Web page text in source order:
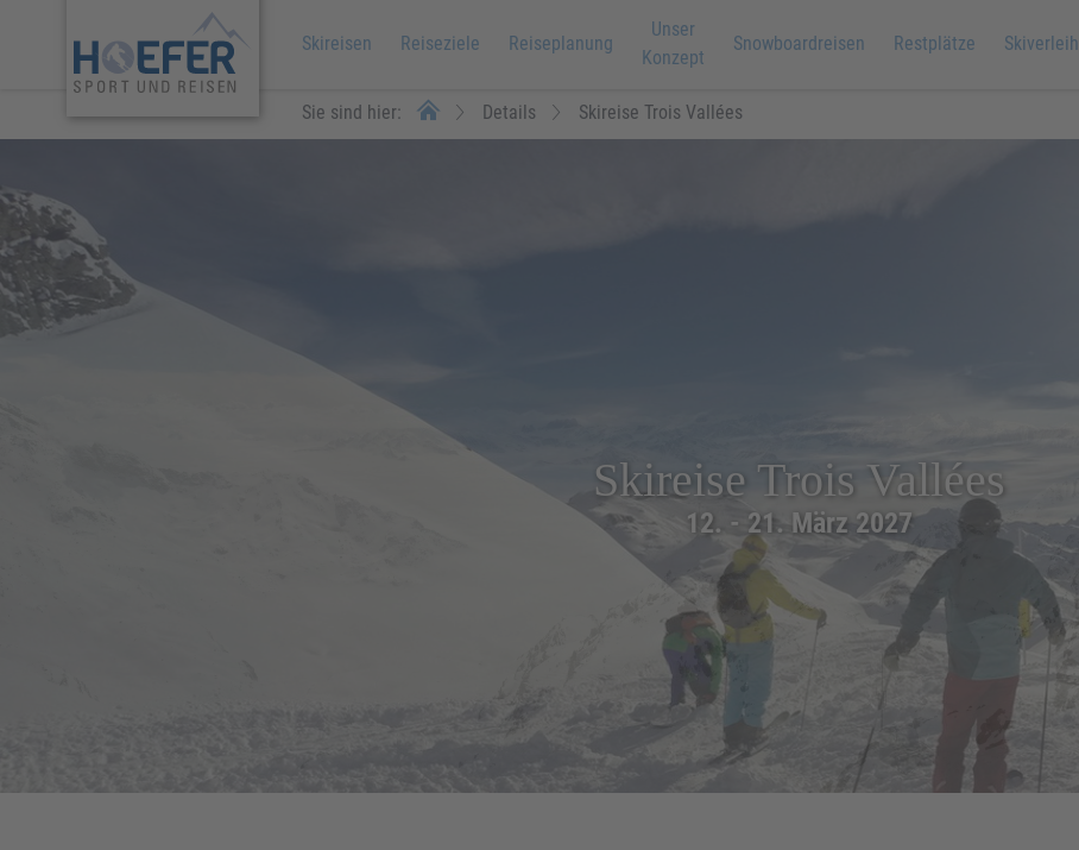
Skireisen Reiseziele Reiseplanung
Unser
Konzept
Snowboardreisen Restplätze Skiverleih
Sie sind hier: Details Skireise Trois Vallées
Skireise Trois Vallées
12. - 21. März 2027